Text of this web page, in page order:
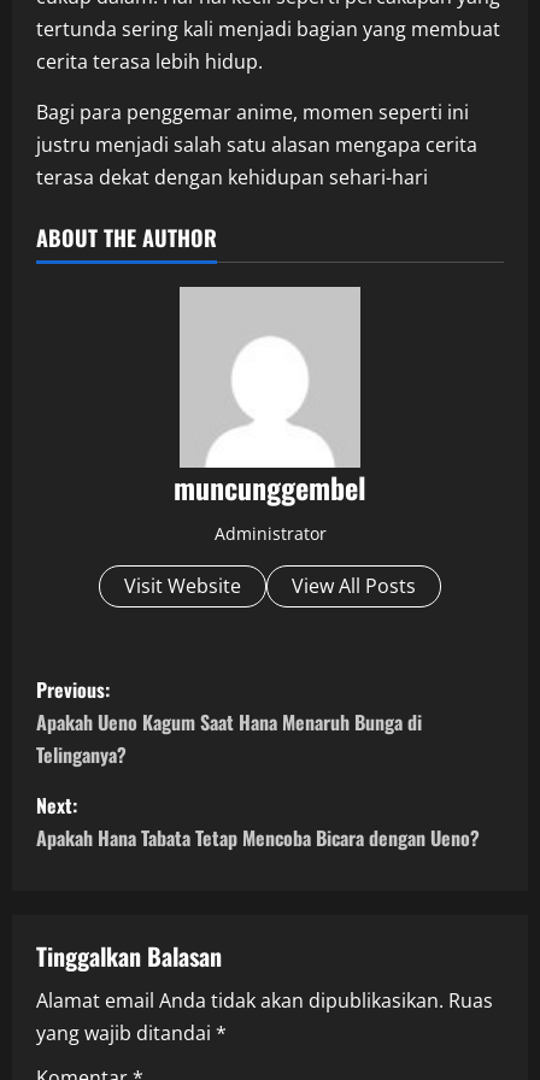
tertunda sering kali menjadi bagian yang membuat
cerita terasa lebih hidup.
Bagi para penggemar anime, momen seperti ini
justru menjadi salah satu alasan mengapa cerita
terasa dekat dengan kehidupan sehari-hari
ABOUT THE AUTHOR
muncunggembel
Administrator
Visit Website View All Posts
P
o
s
t
a
v
i
Previous:
Apakah Ueno Kagum Saat Hana Menaruh Bunga di
Telinganya?
Next:
Apakah Hana Tabata Tetap Mencoba Bicara dengan Ueno?
Tinggalkan Balasan
Alamat email Anda tidak akan dipublikasikan. Ruas
yang wajib ditandai *